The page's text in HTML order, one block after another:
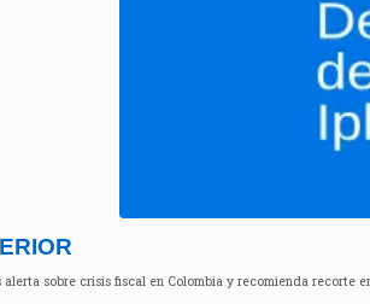
alerta sobre crisis fiscal en Colombia y recomienda recorte